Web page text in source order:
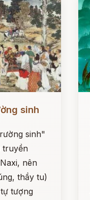
sinh
sinh"
truyền
nên
thầy tu)
tượng